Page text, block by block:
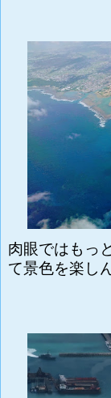
肉眼ではもっ
て景色を楽し